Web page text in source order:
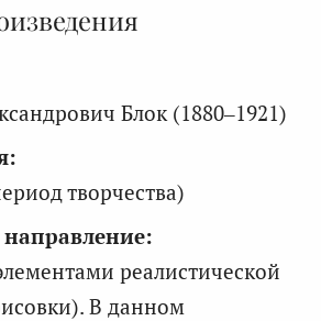
Блок (1880–1921)
творчества)
реалистической
В данном